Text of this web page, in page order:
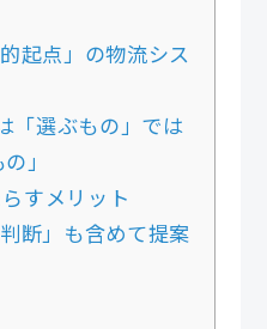
起点」の物流シス
「選ぶもの」では
」
すメリット
断」も含めて提案